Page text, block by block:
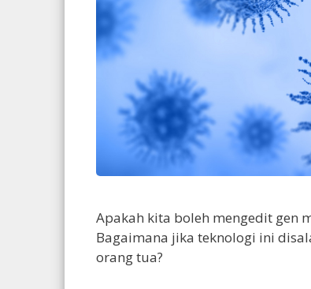
Apakah kita boleh mengedit gen
Bagaimana jika teknologi ini
orang tua?